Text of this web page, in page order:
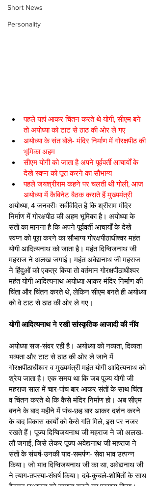
Short News
Personality
पहले यहां आकर चिंतन करते थे योगी, सीएम बने
तो अयोध्या को टाट से ठाठ की ओर ले गए
अयोध्या के संत बोले- मंदिर निर्माण में गोरक्षपीठ की
भूमिका अहम
सीएम योगी को जाता है अपने पूर्ववर्ती आचार्यों के
देखे स्वप्न को पूरा करने का सौभाग्य
पहले जयश्रीराम कहने पर चलती थी गोली, आज
अयोध्या में कैबिनेट बैठक कराते हैं मुख्यमंत्री
अयोध्या, 4 जनवरीः सर्वविदित है कि श्रीराम मंदिर
निर्माण में गोरक्षपीठ की अहम भूमिका है। अयोध्या के
संतों का मानना है कि अपने पूर्ववर्ती आचार्यों के देखे
स्वप्न को पूरा करने का सौभाग्य गोरक्षपीठाधीश्वर महंत
योगी आदित्यनाथ को जाता है। महंत दिग्विजनाथ जी
महराज ने अलख जगाई। महंत अवेद्यनाथ जी महराज
ने हिंदुओं को एकत्र किया तो वर्तमान गोरक्षपीठाधीश्वर
महंत योगी आदित्यनाथ अयोध्या आकर मंदिर निर्माण की
चिंता और चिंतन करते थे, लेकिन सीएम बनते ही अयोध्या
को वे टाट से ठाठ की ओर ले गए।
योगी आदित्यनाथ ने रखी सांस्कृतिक आजादी की नींव
अयोध्या सज-संवर रही है। अयोध्या को नव्यता, दिव्यता
भव्यता और टाट से ठाठ की ओर ले जाने में
गोरक्षपीठाधीश्वर व मुख्यमंत्री महंत योगी आदित्यनाथ को
श्रेय जाता है। एक समय था कि जब पूज्य योगी जी
महराज साल में चार-पांच बार आकर संतों के साथ चिंता
व चिंतन करते थे कि कैसे मंदिर निर्माण हो। अब सीएम
बनने के बाद महीने में पांच-छह बार आकर दर्शन करने
के बाद विकास कार्यों को कैसे गति मिले, इस पर नजर
रखते हैं। पूज्य दिग्विजयनाथ जी महराज ने जो अलख-
लौ जगाई, जिसे लेकर पूज्य अवेद्यनाथ जी महराज ने
संतों के संघर्ष-उनकी याद-समर्पण- सेवा भाव उत्पन्न
किया। जो भाव दिग्विजयनाथ जी का था, अवेद्यनाथ जी
ने त्याग-तपस्या-संघर्ष किया। दबे-कुचले-शोषितों के साथ